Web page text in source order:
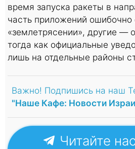
время запуска ракеты в
часть приложений
«землетрясении», другие —
тогда как официальные
лишь на отдельные районы
Важно! Подпишись на наш
"Наше Кафе: Новости
Читайте